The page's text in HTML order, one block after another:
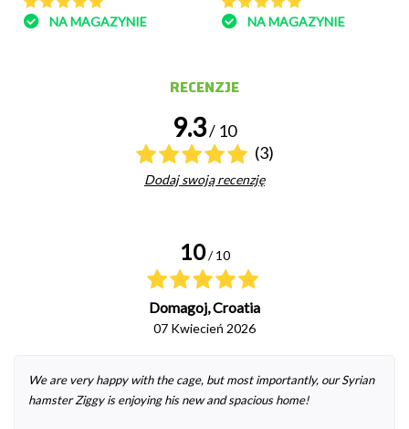
NA MAGAZYNIE NA MAGAZYNIE
RECENZJE
9.3/ 10
(3)
Dodaj swoją recenzję
10 / 10
Domagoj, Croatia
07 Kwiecień 2026
We are very happy with the cage, but most importantly, our Syrian
hamster Ziggy is enjoying his new and spacious home!